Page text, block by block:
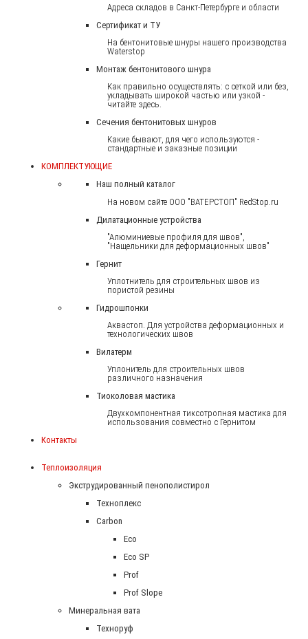
Адреса складов в Санкт-Петербурге и области
Сертификат и ТУ
На бентонитовые шнуры нашего производства
Waterstop
Монтаж бентонитового шнура
Как правильно осуществлять: с сеткой или без,
укладывать широкой частью или узкой -
читайте здесь.
Сечения бентонитовых шнуров
Какие бывают, для чего используются -
стандартные и заказные позиции
КОМПЛЕКТУЮЩИЕ
Наш полный каталог
На новом сайте ООО "ВАТЕРСТОП" RedStop.ru
Дилатационные устройства
"Алюминиевые профиля для швов",
"Нащельники для деформационных швов"
Гернит
Уплотнитель для строительных швов из
пористой резины
Гидрошпонки
Аквастоп. Для устройства деформационных и
технологических швов
Вилатерм
Уплонитель для строительных швов
различного назначения
Тиоколовая мастика
Двухкомпонентная тиксотропная мастика для
использования совместно с Гернитом
Контакты
Теплоизоляция
Экструдированный пенополистирол
Техноплекс
Carbon
Eco
Eco SP
Prof
Prof Slope
Минеральная вата
Техноруф